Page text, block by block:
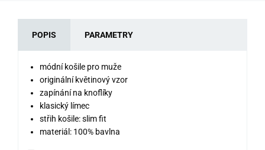
POPIS PARAMETRY
módní košile pro muže
originální květinový vzor
zapínání na knoflíky
klasický límec
střih košile: slim fit
materiál: 100% bavlna